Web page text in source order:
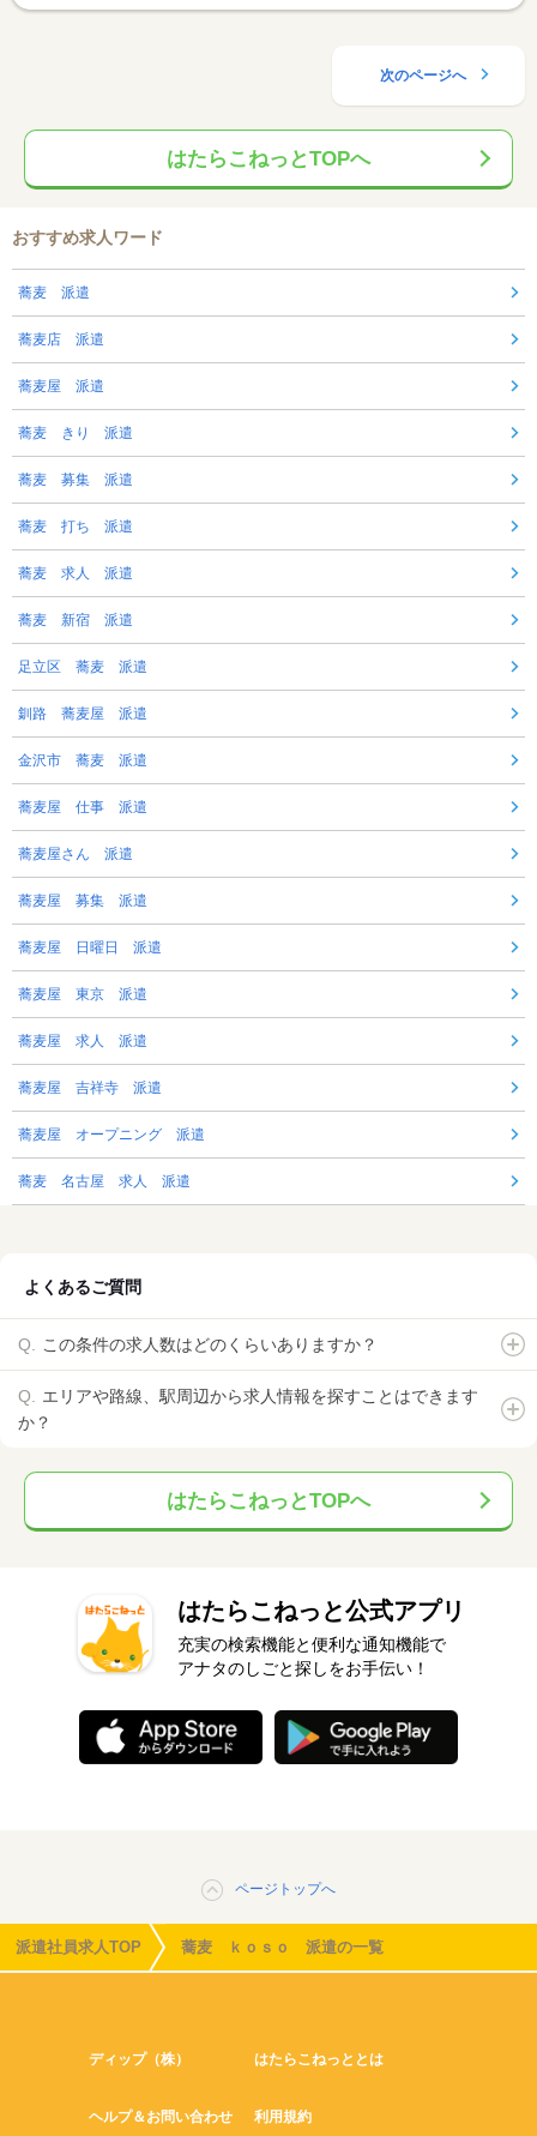
次のページへ
はたらこねっとTOPへ
おすすめ求人ワード
蕎麦 派遣
蕎麦店 派遣
蕎麦屋 派遣
蕎麦 きり 派遣
蕎麦 募集 派遣
蕎麦 打ち 派遣
蕎麦 求人 派遣
蕎麦 新宿 派遣
足立区 蕎麦 派遣
釧路 蕎麦屋 派遣
金沢市 蕎麦 派遣
蕎麦屋 仕事 派遣
蕎麦屋さん 派遣
蕎麦屋 募集 派遣
蕎麦屋 日曜日 派遣
蕎麦屋 東京 派遣
蕎麦屋 求人 派遣
蕎麦屋 吉祥寺 派遣
蕎麦屋 オープニング 派遣
蕎麦 名古屋 求人 派遣
よくあるご質問
この条件の求人数はどのくらいありますか？
エリアや路線、駅周辺から求人情報を探すことはできます
か？
はたらこねっとTOPへ
はたらこねっと公式アプリ
充実の検索機能と便利な通知機能で
アナタのしごと探しをお手伝い！
ページトップへ
派遣社員求人TOP 蕎麦 ｋｏｓｏ 派遣の一覧
ディップ（株） はたらこねっととは
ヘルプ＆お問い合わせ 利用規約